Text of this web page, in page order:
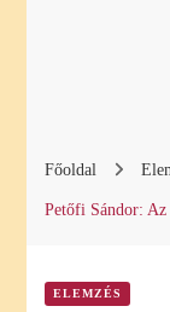
Főoldal
Petőfi Sándor: Az
ELEMZÉS